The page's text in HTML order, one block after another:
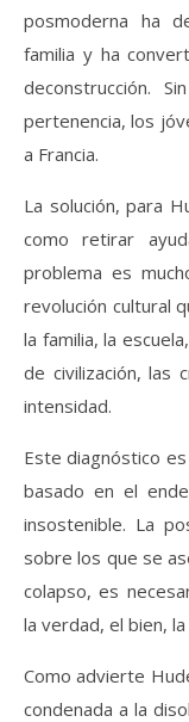
posmoderna ha
familia y ha
deconstrucción.
pertenencia, los
a Francia.
La solución, para
como retirar
problema es
revolución cultural
la familia, la
de civilización, las
intensidad.
Este diagnóstico
basado en el
insostenible. La
sobre los que se
colapso, es
la verdad, el bien,
Como advierte
condenada a la